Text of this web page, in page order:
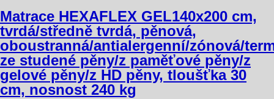
Matrace HEXAFLEX GEL140x200 cm,
tvrdá/středně tvrdá, pěnová,
oboustranná/antialergenní/zónová/
ze studené pěny/z paměťové pěny/z
gelové pěny/z HD pěny, tloušťka 30
cm, nosnost 240 kg